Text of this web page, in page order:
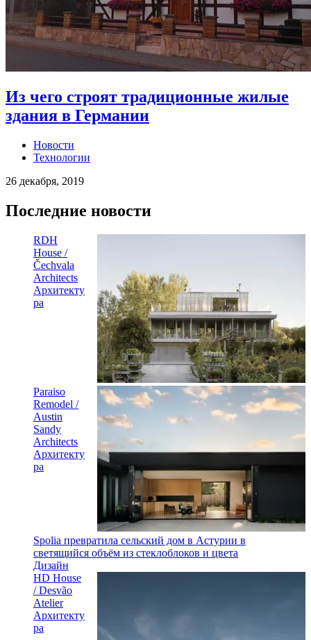
Из чего строят традиционные жилые
здания в Германии
Новости
Технологии
26 декабря, 2019
Последние новости
RDH
House /
Čechvala
Architects
Архитекту
ра
Paraiso
Remodel /
Austin
Sandy
Architects
Архитекту
ра
Spolia превратила сельский дом в Астурии в
светящийся объём из стеклоблоков и цвета
Дизайн
HD House
/ Desvão
Atelier
Архитекту
ра